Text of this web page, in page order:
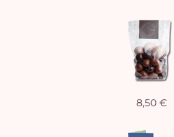
8,50 €